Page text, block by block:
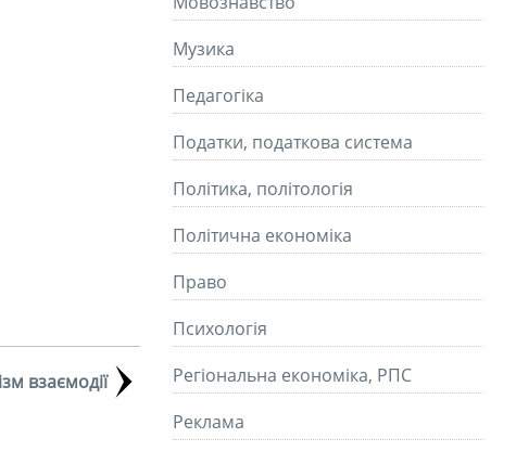
взаємодії
Музика
Педагогіка
Податки, податкова система
Політика, політологія
Політична економіка
Право
Психологія
Регіональна економіка, РПС
Реклама